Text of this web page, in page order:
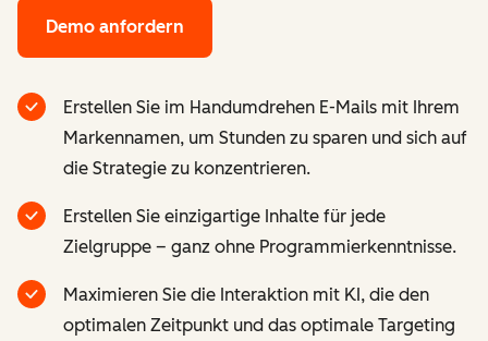
Demo anfordern
Erstellen Sie im Handumdrehen E-Mails mit Ihrem
Markennamen, um Stunden zu sparen und sich auf
die Strategie zu konzentrieren.
Erstellen Sie einzigartige Inhalte für jede
Zielgruppe – ganz ohne Programmierkenntnisse.
Maximieren Sie die Interaktion mit KI, die den
optimalen Zeitpunkt und das optimale Targeting